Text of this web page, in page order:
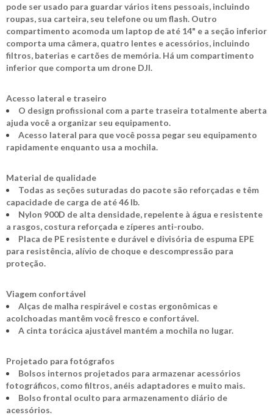
pode ser usado para guardar vários itens pessoais, incluindo
roupas, sua carteira, seu telefone ou um flash. Outro
compartimento acomoda um laptop de até 14" e a seção inferior
comporta uma câmera, quatro lentes e acessórios, incluindo
filtros, baterias e cartões de memória. Há um compartimento
inferior que comporta um drone DJI.
Acesso lateral e traseiro
O design profissional com a parte traseira totalmente aberta
ajuda você a organizar seu equipamento.
Acesso lateral para que você possa pegar seu equipamento
rapidamente enquanto usa a mochila.
Material de qualidade
Todas as seções suturadas do pacote são reforçadas e têm
capacidade de carga de até 46 lb.
Nylon 900D de alta densidade, repelente à água e resistente
a rasgos, costura reforçada e zíperes anti-roubo.
Placa de PE resistente e durável e divisória de espuma EPE
para resistência, alívio de choque e descompressão para
proteção.
Viagem confortável
Alças de malha respirável e costas ergonômicas e
acolchoadas mantêm você fresco e confortável.
A cinta torácica ajustável mantém a mochila no lugar.
Projetado para fotógrafos
Bolsos internos projetados para armazenar acessórios
fotográficos, como filtros, anéis adaptadores e muito mais.
Bolso frontal oculto para armazenamento diário de
acessórios.